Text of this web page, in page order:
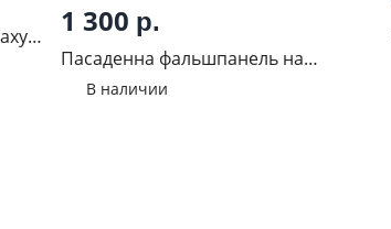
1 300 р.
Пасаденна фальшпанель на
нижнюю боковину до цоколя Ателье
В наличии